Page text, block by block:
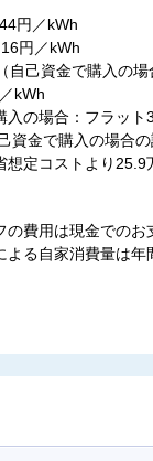
円／kWh
円／kWh
自己資金で購入の
kWh
入の場合：フラット
資金で購入の場合
想定コストより25.9
の費⽤は現⾦でのお
よる⾃家消費量は年